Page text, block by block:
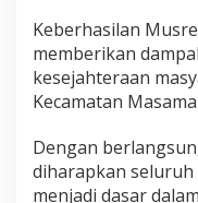
Keberhasilan
memberikan
kesejahteraan
Kecamatan
Dengan
diharapkan
menjadi dasar